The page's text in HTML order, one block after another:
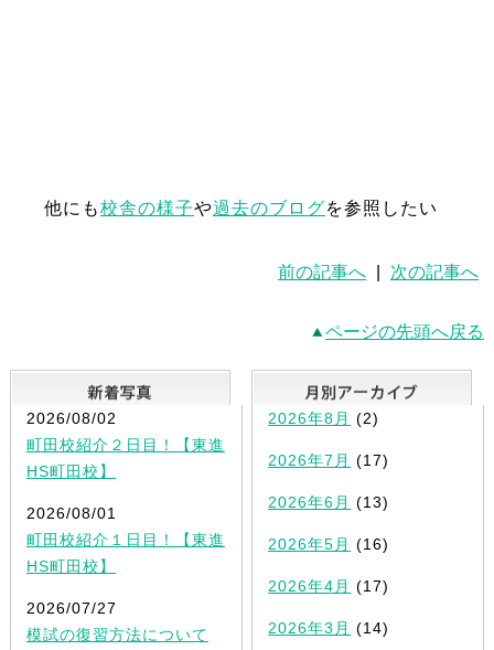
他にも校舎の様子や過去のブログを参照したい
前の記事へ 次の記事へ
ページの先頭へ戻る
新着写真
2026/08/02
町田校紹介２日目！【東進
HS町田校】
2026/08/01
町田校紹介１日目！【東進
HS町田校】
2026/07/27
模試の復習方法について
2026年8月 (2)
2026年7月 (17)
2026年6月 (13)
2026年5月 (16)
2026年4月 (17)
2026年3月 (14)